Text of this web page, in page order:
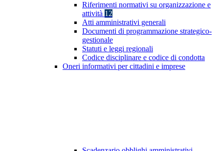
Riferimenti normativi su organizzazione e
attività 12
Atti amministrativi generali
Documenti di programmazione strategico-
gestionale
Statuti e leggi regionali
Codice disciplinare e codice di condotta
Oneri informativi per cittadini e imprese